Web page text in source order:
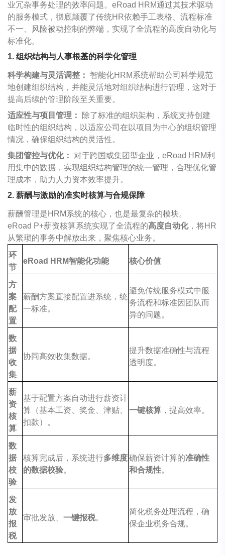
业冗杂事务处理的效率问题。 eRoad HRM通过其技术驱动
的服务模式，彻底颠覆了传统HR依赖手工表格、流程标准
不一、风险被动控制的弊端，实现了全流程的高度自动化与
标准化。
1. 组织结构与人事根基的科学化管理
科学构建与灵活调整：
智能化HRM系统帮助公司科学规范
地创建组织结构，并能灵活地对组织结构进行管理，这对于
提高后续的管理阶段至关重要。
适应性与项目管理：
除了标准的组织架构，系统支持创建
临时性的组织结构，以适应公司在以项目为中心的组织管理
情况，确保组织结构的灵活性。
集团管控与优化：
对于跨国或集团型企业， eRoad HRM利
用集中的数据，实现组织结构管理的统一管理，合理优化管
理成本，助力人力资本效率提升。
2. 薪酬与激励的准实时核算与合规保障
薪酬管理是HRM系统的核心，也是最复杂的模块。
eRoad P+薪资核算系统实现了全流程的高度自动化，将HR
从繁琐的事务中解放出来，聚焦核心业务。
环
节
eRoad HRM智能化功能 核心价值
方
案
配
置
薪酬方案直接配置进系统，统
一标准。
避免传统服务模式中服
务流程和标准因团队而
异的问题。
数
据
收
集
协同高效收集数据。
提升数据准确性与流程
透明度。
薪
资
核
算
基于配置方案自动进行薪资计
算（基本工资、奖金、津贴、
扣款）。
一键核算 ，提高效率。
数
据
校
验
核算完成后，系统进行多维度
的数据校验。
确保薪资计算的准确性
和合规性。
发
放
报
税
审批发放、 一键报税。
简化税务处理流程，确
保企业税务合规。